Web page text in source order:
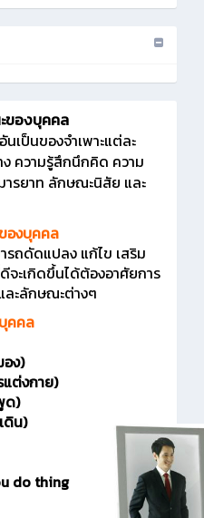
ของบุคคล
เป็นของจำเพาะแต่ละ
ความรู้สึกนึกคิด ความ
รยาท ลักษณะนิสัย และ
องบุคคล
ถดัดแปลง แก้ไข เสริม
ะเกิดขึ้นได้ต้องอาศัยการ
ละลักษณะต่างๆ
คคล
ง)
แต่งกาย)
ด)
ดิน)
do thing